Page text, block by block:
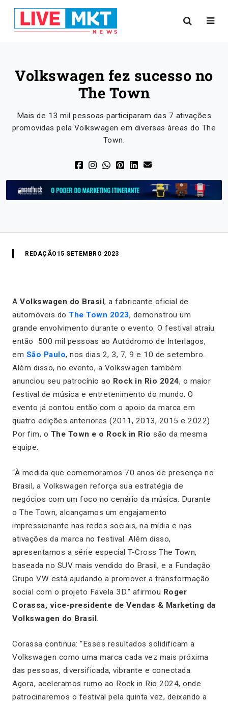
Volkswagen fez sucesso no
The Town
Mais de 13 mil pessoas participaram das 7 ativações
promovidas pela Volkswagen em diversas áreas do The
Town.
REDAÇÃO 15 SETEMBRO 2023
A Volkswagen do Brasil, a fabricante oficial de
automóveis do The Town 2023, demonstrou um
grande envolvimento durante o evento. O festival atraiu
então 500 mil pessoas ao Autódromo de Interlagos,
em São Paulo, nos dias 2, 3, 7, 9 e 10 de setembro.
Além disso, no evento, a Volkswagen também
anunciou seu patrocínio ao Rock in Rio 2024, o maior
festival de música e entretenimento do mundo. O
evento já contou então com o apoio da marca em
quatro edições anteriores (2011, 2013, 2015 e 2022).
Por fim, o The Town e o Rock in Rio são da mesma
equipe.
“À medida que comemoramos 70 anos de presença no
Brasil, a Volkswagen reforça sua estratégia de
negócios com um foco no cenário da música. Durante
o The Town, alcançamos um engajamento
impressionante nas redes sociais, na mídia e nas
ativações da marca no festival. Além disso,
apresentamos a série especial T-Cross The Town,
baseada no SUV mais vendido do Brasil, e a Fundação
Grupo VW está ajudando a promover a transformação
social com o projeto Favela 3D.” afirmou Roger
Corassa, vice-presidente de Vendas & Marketing da
Volkswagen do Brasil.
Corassa continua: “Esses resultados solidificam a
Volkswagen como uma marca cada vez mais próxima
das pessoas, diversificada, vibrante e conectada.
Agora, aceleramos rumo ao Rock in Rio 2024, onde
patrocinaremos o festival pela quinta vez, deixando a